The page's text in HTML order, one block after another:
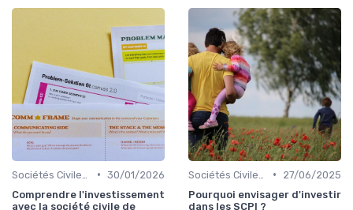
• 30/01/2026
Comprendre l'investissement
avec la société civile de
•
27/06/2025
Pourquoi envisager d'investir
dans les SCPI ?